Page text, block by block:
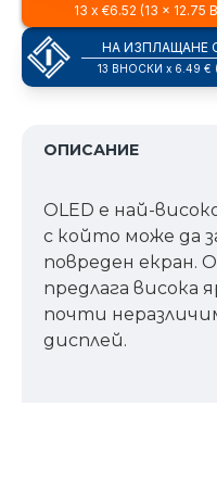
13 x €6.52 (13 x 12.75
НА ИЗПЛАЩАНЕ
13 ВНОСКИ x 6.49 €
ОПИСАНИЕ
OLED е най-
с който може да
повреден екран.
предлага висока
почти
дисплей.